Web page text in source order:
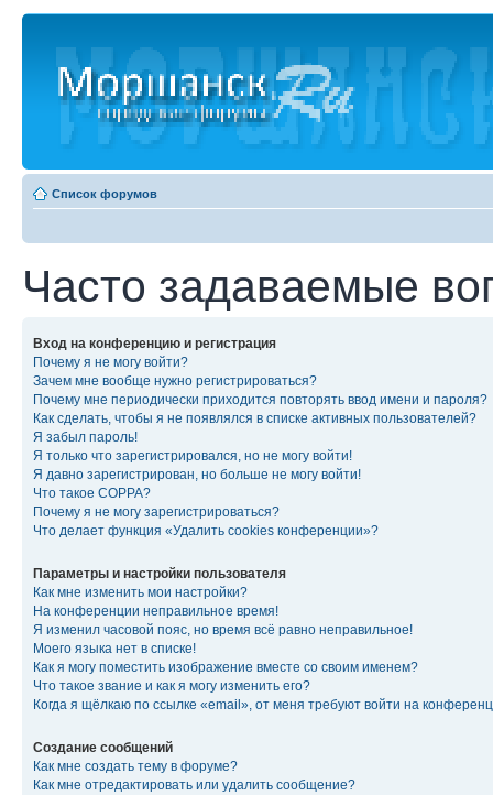
Список форумов
Часто задаваемые
Вход на конференцию и регистрация
Почему я не могу войти?
Зачем мне вообще нужно регистрироваться?
Почему мне периодически приходится повторять ввод имени и пароля?
Как сделать, чтобы я не появлялся в списке активных пользователей?
Я забыл пароль!
Я только что зарегистрировался, но не могу войти!
Я давно зарегистрирован, но больше не могу войти!
Что такое COPPA?
Почему я не могу зарегистрироваться?
Что делает функция «Удалить cookies конференции»?
Параметры и настройки пользователя
Как мне изменить мои настройки?
На конференции неправильное время!
Я изменил часовой пояс, но время всё равно неправильное!
Моего языка нет в списке!
Как я могу поместить изображение вместе со своим именем?
Что такое звание и как я могу изменить его?
Когда я щёлкаю по ссылке «email», от меня требуют войти на
Создание сообщений
Как мне создать тему в форуме?
Как мне отредактировать или удалить сообщение?